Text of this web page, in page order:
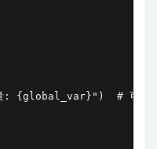
: {global_var}")  # 可以